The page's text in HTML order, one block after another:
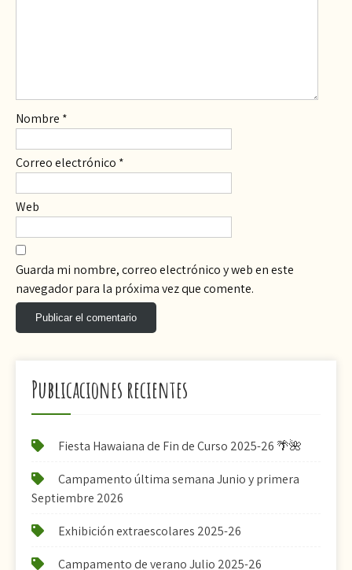
Nombre *
Correo electrónico *
Web
Guarda mi nombre, correo electrónico y web en este
navegador para la próxima vez que comente.
Publicaciones recientes
Fiesta Hawaiana de Fin de Curso 2025-26 🌴🌺
Campamento última semana Junio y primera
Septiembre 2026
Exhibición extraescolares 2025-26
Campamento de verano Julio 2025-26